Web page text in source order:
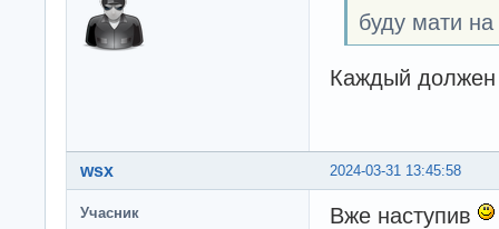
буду мати на
Каждый должен
2024-03-31 13:45:58
wsx
Учасник
Вже наступив